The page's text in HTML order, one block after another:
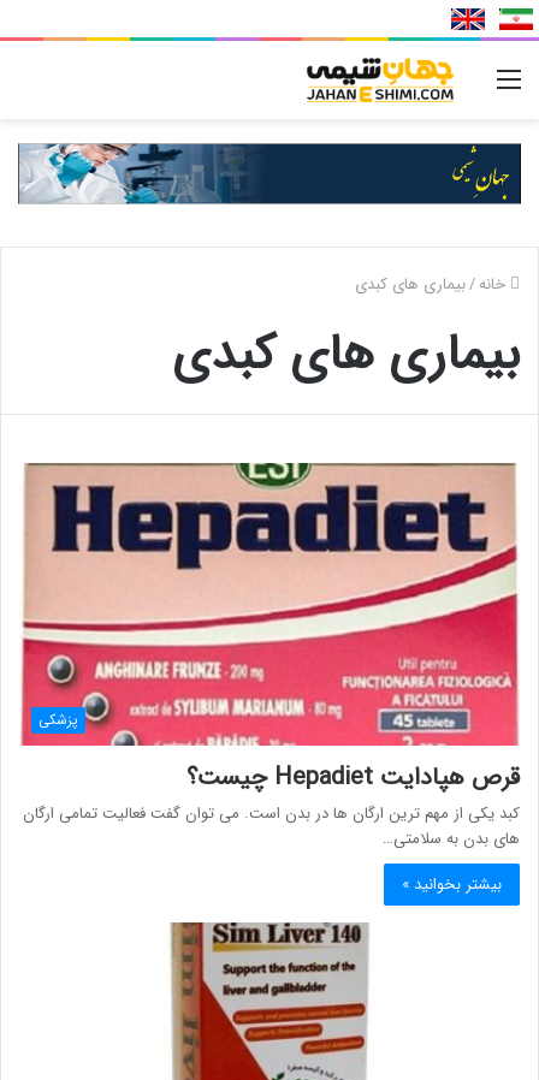
خانه/بیماری های کبدی
بیماری های کبدی
پزشکی
قرص هپادایت Hepadiet چیست؟
کبد یکی از مهم ترین ارگان ها در بدن است. می‌ توان گفت فعالیت تمامی ارگان
های بدن به سلامتی…
بیشتر بخوانید »